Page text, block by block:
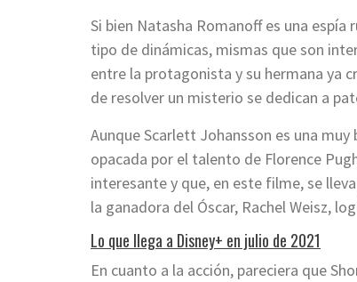
Si bien Natasha Romanoff es una
tipo de dinámicas, mismas que son
entre la protagonista y su hermana ya
de resolver un misterio se dedican a
Aunque Scarlett Johansson es una
opacada por el talento de Florence
interesante y que, en este filme, se
la ganadora del Óscar, Rachel Weisz,
Lo que llega a Disney+ en julio de 2021
En cuanto a la acción, pareciera que